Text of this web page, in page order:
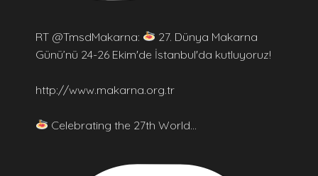
RT @TmsdMakarna:
27. Dünya Makarna
Günü’nü 24-26 Ekim'de İstanbul'da kutluyoruz!
http://www.makarna.org.tr
Celebrating the 27th World…